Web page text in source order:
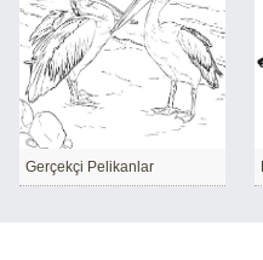
Gerçekçi Pelikanlar